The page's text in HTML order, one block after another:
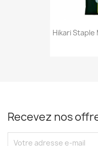
Hikari
Recevez nos